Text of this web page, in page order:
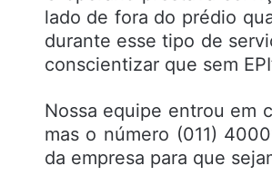
lado de fora do prédio
durante esse tipo de
conscientizar que sem
Nossa equipe entrou em
mas o número (011)
da empresa para que